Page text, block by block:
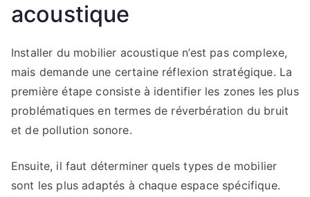
acoustique
Installer du mobilier acoustique n’est pas complexe,
mais demande une certaine réflexion stratégique. La
première étape consiste à identifier les zones les plus
problématiques en termes de réverbération du bruit
et de pollution sonore.
Ensuite, il faut déterminer quels types de mobilier
sont les plus adaptés à chaque espace spécifique.